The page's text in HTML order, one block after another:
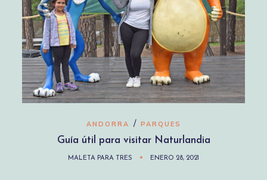
ANDORRA / PARQUES
Guía útil para visitar Naturlandia
MALETA PARA TRES ENERO 28, 2021